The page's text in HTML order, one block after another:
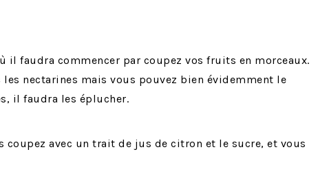
il faudra commencer par coupez vos fruits en morceaux.
les nectarines mais vous pouvez bien évidemment le
il faudra les éplucher.
coupez avec un trait de jus de citron et le sucre, et vous